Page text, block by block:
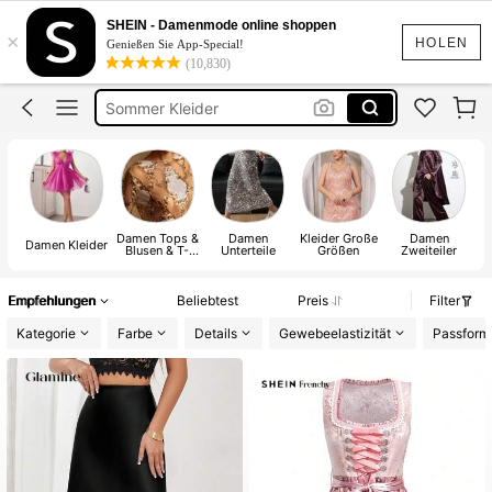
HOLEN
×
SHEIN - Damenmode online shoppen
Genießen Sie App-Special!
(10,830)
Bikini
Kleider
Abendkleider Damen
Sommer Kleider
Bikini
Damen Kleider Damen Tops &
Blusen & T-
Damen
Unterteile
Kleider Große
Größen
Damen
Zweiteiler
Empfehlungen Beliebtest Preis
Filter
Kategorie
Farbe Details Gewebeelastizität Passform